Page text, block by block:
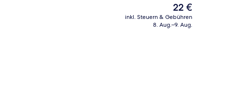
Der
aktuelle
Preis
22 €
inkl. Steuern & Gebühren
8. Aug.–9. Aug.